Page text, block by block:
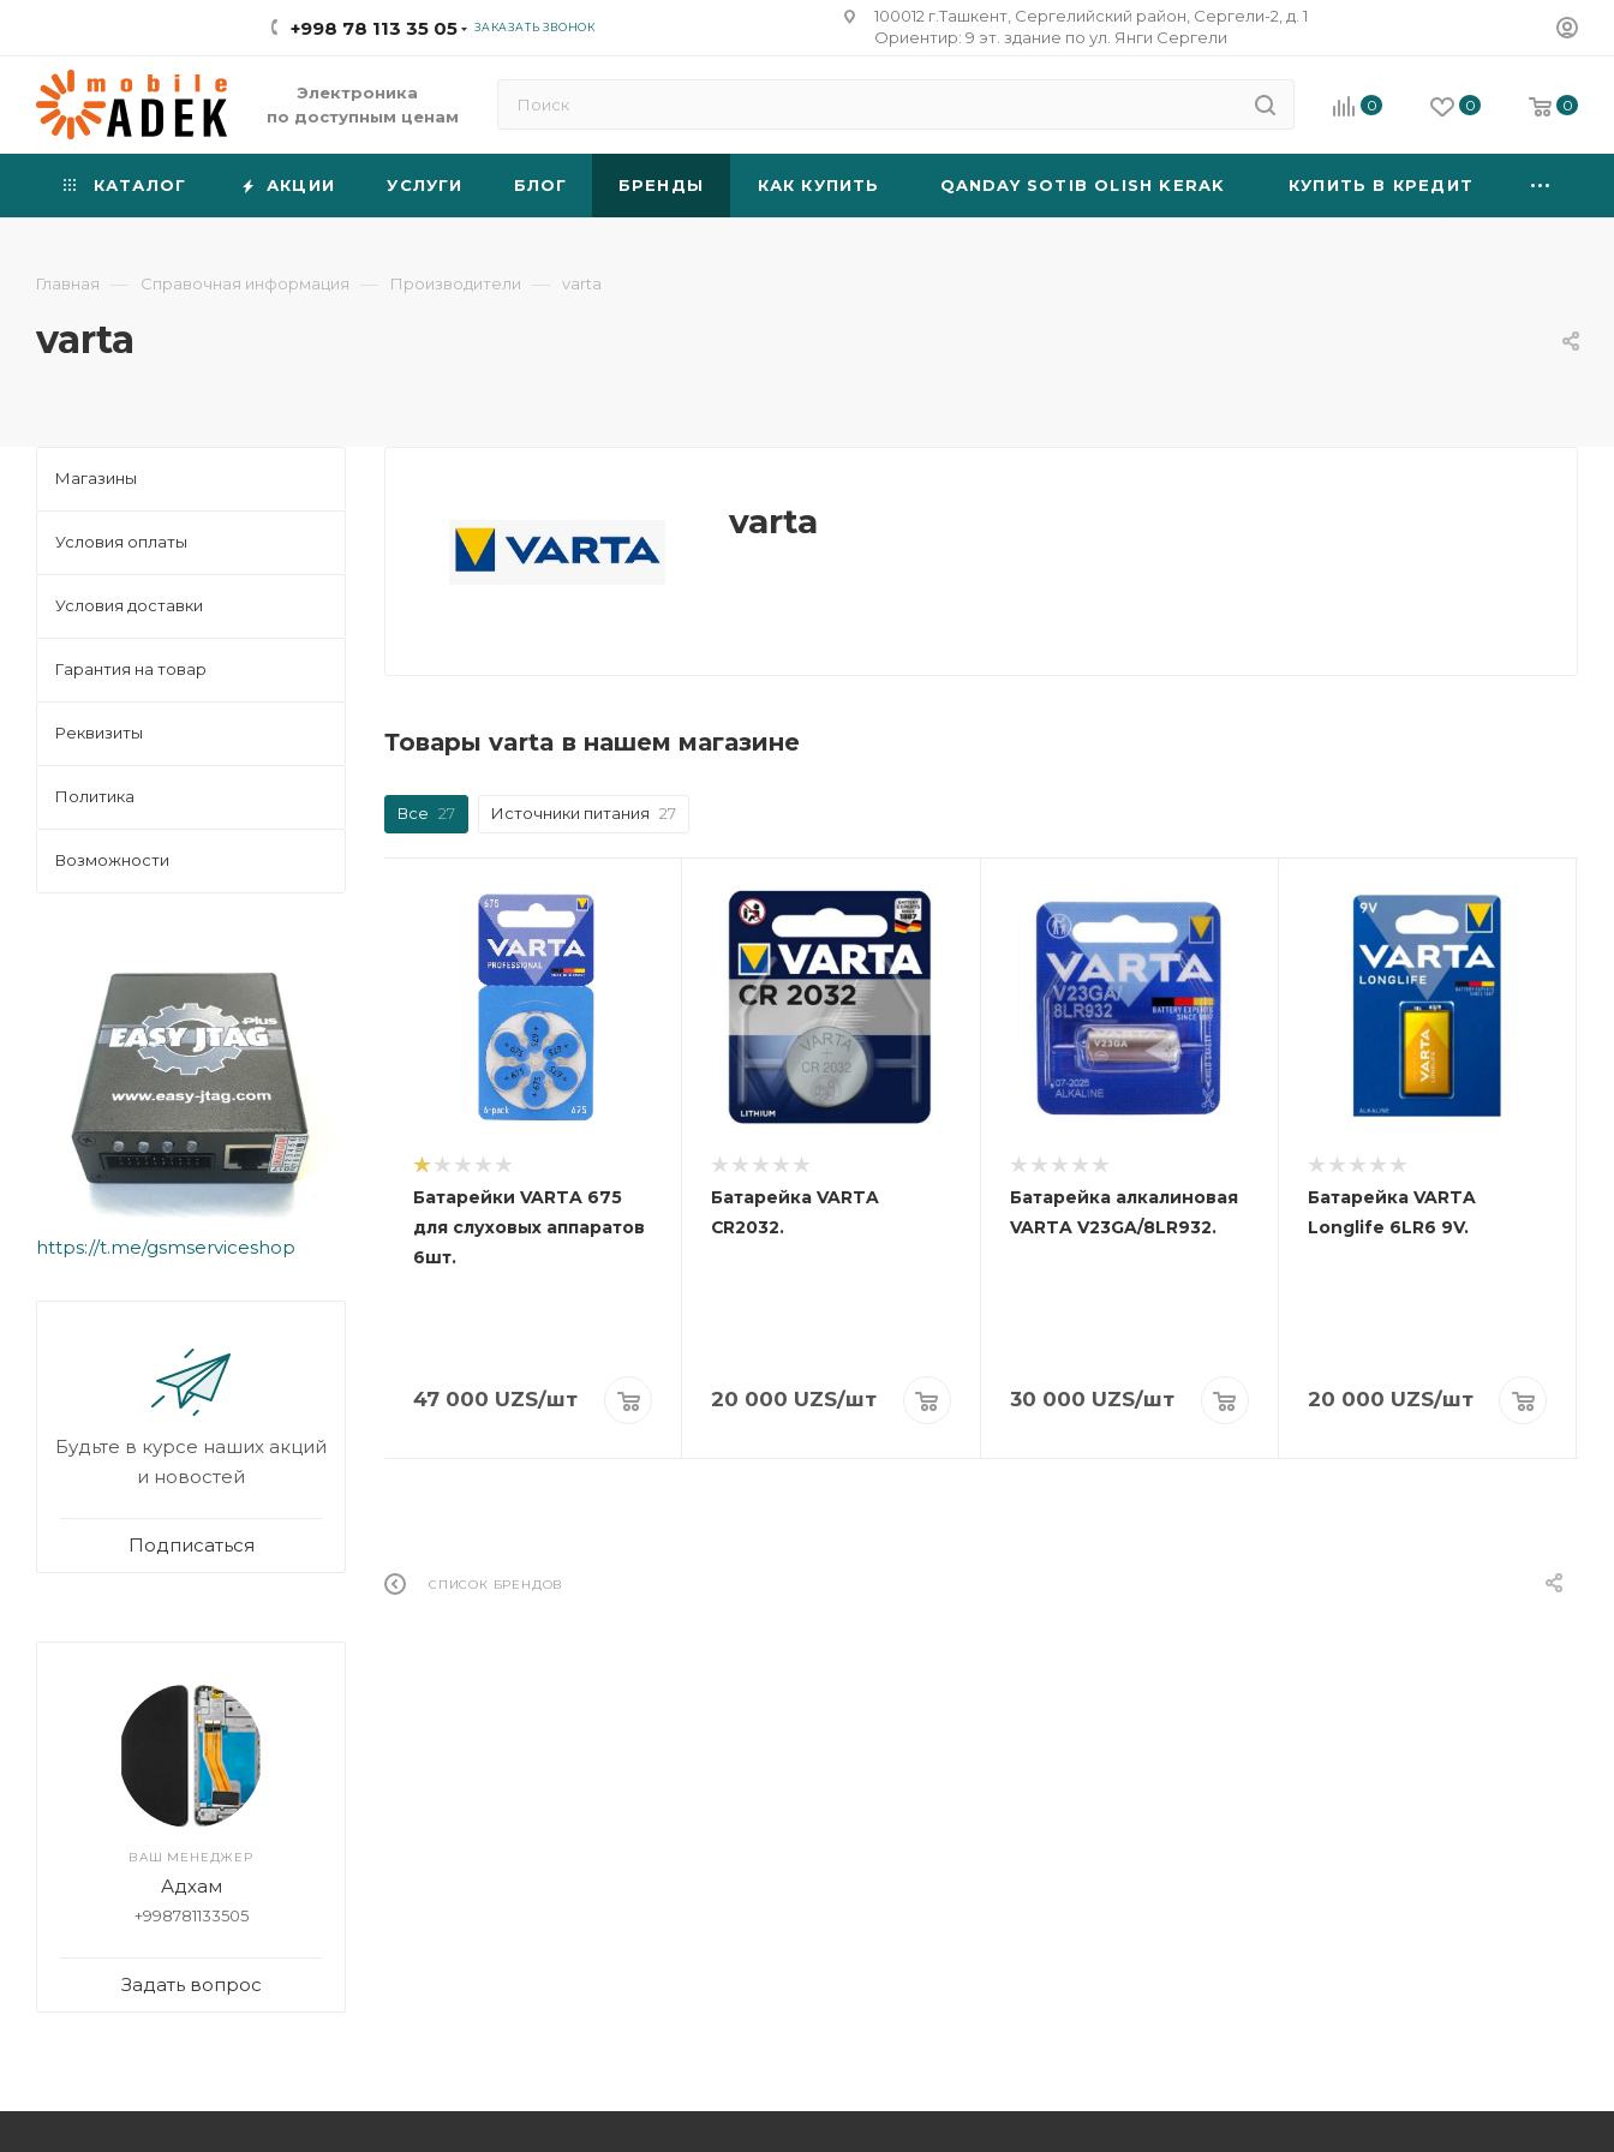
+998 78 113 35 05 ЗАКАЗАТЬ ЗВОНОК
100012 г.Ташкент, Сергелийский район, Сергели-2, д. 1
Ориентир: 9 эт. здание по ул. Янги Сергели
Электроника
по доступным ценам
0 0 0
КАТАЛОГ АКЦИИ УСЛУГИ БЛОГ БРЕНДЫ КАК КУПИТЬ QANDAY SOTIB OLISH KERAK КУПИТЬ В КРЕДИТ
Главная — Справочная информация — Производители — varta
varta
varta
Товары varta в нашем магазине
Все 27 Источники питания 27
Батарейки VARTA 675
для слуховых аппаратов
6шт.
47 000 UZS/шт
Батарейка VARTA
CR2032.
20 000 UZS/шт
Батарейка алкалиновая
VARTA V23GA/8LR932.
30 000 UZS/шт
Батарейка VARTA
Longlife 6LR6 9V.
20 000 UZS/шт
СПИСОК БРЕНДОВ
Магазины
Условия оплаты
Условия доставки
Гарантия на товар
Реквизиты
Политика
Возможности
https://t.me/gsmserviceshop
Будьте в курсе наших акций
и новостей
Подписаться
ВАШ МЕНЕДЖЕР
Адхам
+998781133505
Задать вопрос